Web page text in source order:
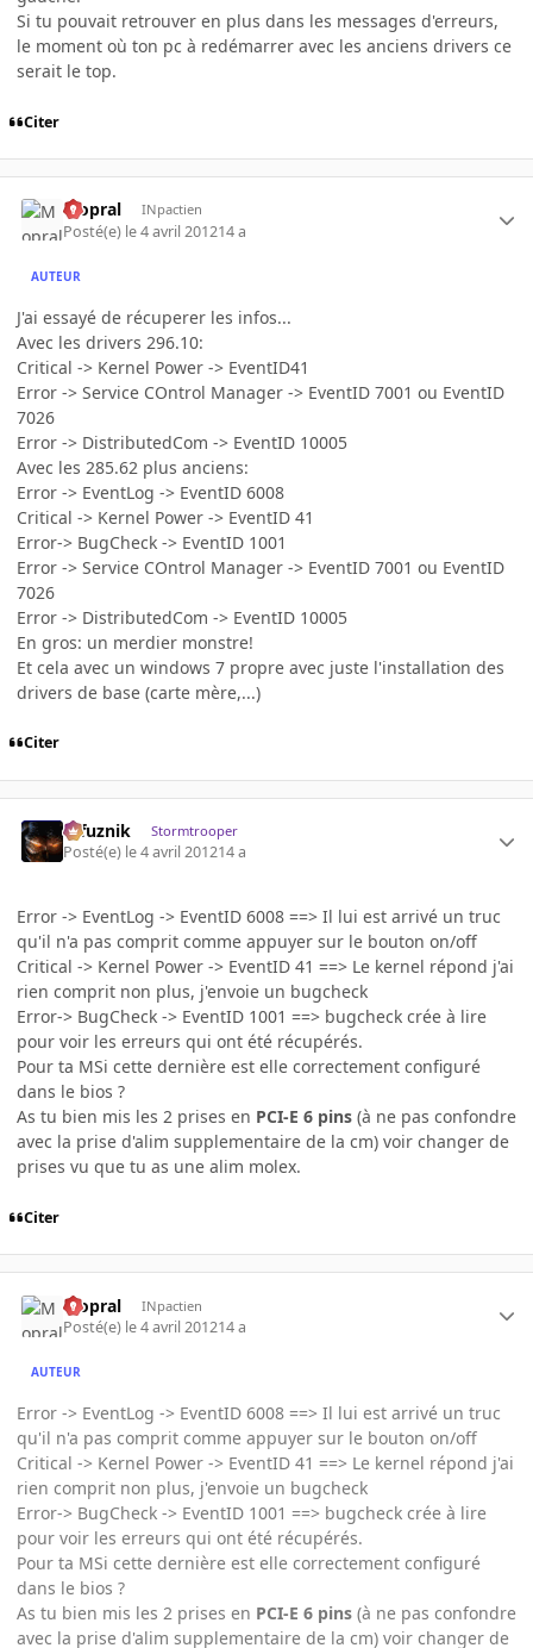
Si tu pouvait retrouver en plus dans les messages d'erreurs,
le moment où ton pc à redémarrer avec les anciens drivers ce
serait le top.
Citer
Mopral INpactien
Posté(e) le 4 avril 201214 a
AUTEUR
J'ai essayé de récuperer les infos...
Avec les drivers 296.10:
Critical -> Kernel Power -> EventID41
Error -> Service COntrol Manager -> EventID 7001 ou EventID
7026
Error -> DistributedCom -> EventID 10005
Avec les 285.62 plus anciens:
Error -> EventLog -> EventID 6008
Critical -> Kernel Power -> EventID 41
Error-> BugCheck -> EventID 1001
Error -> Service COntrol Manager -> EventID 7001 ou EventID
7026
Error -> DistributedCom -> EventID 10005
En gros: un merdier monstre!
Et cela avec un windows 7 propre avec juste l'installation des
drivers de base (carte mère,...)
Citer
refuznik Stormtrooper
Posté(e) le 4 avril 201214 a
Error -> EventLog -> EventID 6008 ==> Il lui est arrivé un truc
qu'il n'a pas comprit comme appuyer sur le bouton on/off
Critical -> Kernel Power -> EventID 41 ==> Le kernel répond j'ai
rien comprit non plus, j'envoie un bugcheck
Error-> BugCheck -> EventID 1001 ==> bugcheck crée à lire
pour voir les erreurs qui ont été récupérés.
Pour ta MSi cette dernière est elle correctement configuré
dans le bios ?
As tu bien mis les 2 prises en PCI-E 6 pins (à ne pas confondre
avec la prise d'alim supplementaire de la cm) voir changer de
prises vu que tu as une alim molex.
Citer
Mopral INpactien
Posté(e) le 4 avril 201214 a
AUTEUR
Error -> EventLog -> EventID 6008 ==> Il lui est arrivé un truc
qu'il n'a pas comprit comme appuyer sur le bouton on/off
Critical -> Kernel Power -> EventID 41 ==> Le kernel répond j'ai
rien comprit non plus, j'envoie un bugcheck
Error-> BugCheck -> EventID 1001 ==> bugcheck crée à lire
pour voir les erreurs qui ont été récupérés.
Pour ta MSi cette dernière est elle correctement configuré
dans le bios ?
As tu bien mis les 2 prises en PCI-E 6 pins (à ne pas confondre
avec la prise d'alim supplementaire de la cm) voir changer de